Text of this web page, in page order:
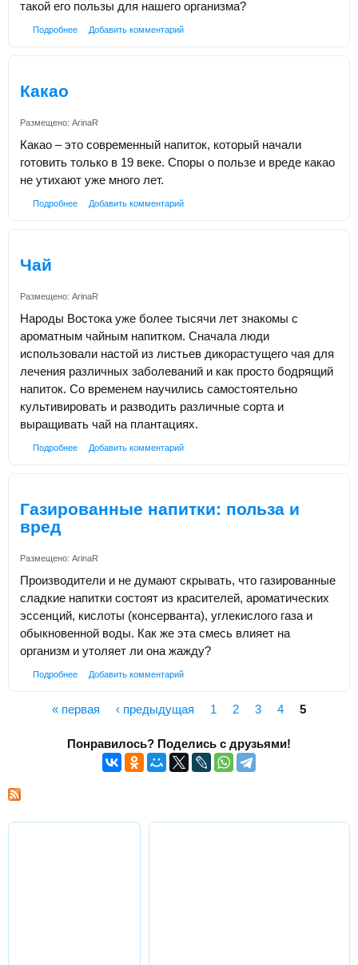
такой его пользы для нашего организма?
Подробнее Добавить комментарий
Какао
Размещено: ArinaR
Какао – это современный напиток, который начали
готовить только в 19 веке. Споры о пользе и вреде какао
не утихают уже много лет.
Подробнее Добавить комментарий
Чай
Размещено: ArinaR
Народы Востока уже более тысячи лет знакомы с
ароматным чайным напитком. Сначала люди
использовали настой из листьев дикорастущего чая для
лечения различных заболеваний и как просто бодрящий
напиток. Со временем научились самостоятельно
культивировать и разводить различные сорта и
выращивать чай на плантациях.
Подробнее Добавить комментарий
Газированные напитки: польза и
вред
Размещено: ArinaR
Производители и не думают скрывать, что газированные
сладкие напитки состоят из красителей, ароматических
эссенций, кислоты (консерванта), углекислого газа и
обыкновенной воды. Как же эта смесь влияет на
организм и утоляет ли она жажду?
Подробнее Добавить комментарий
« первая ‹ предыдущая 1 2 3 4 5
Понравилось? Поделись с друзьями!